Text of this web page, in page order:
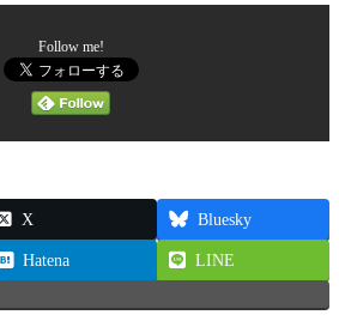
Follow me!
X
Bluesky
Hatena
LINE